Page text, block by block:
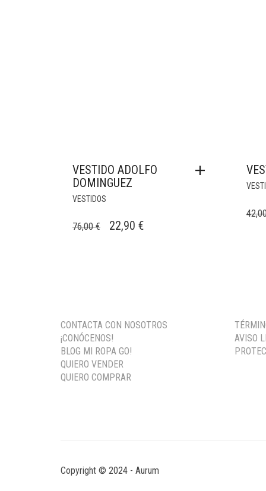
VESTIDO ADOLFO
DOMINGUEZ
VESTIDOS
76,00€
EL
22,90 €EL
CONTACTA CON NOSOTROS
¡CONÓCENOS!
BLOG MI ROPA GO!
QUIERO VENDER
QUIERO COMPRAR
AVISO
Copyright © 2024 - Aurum